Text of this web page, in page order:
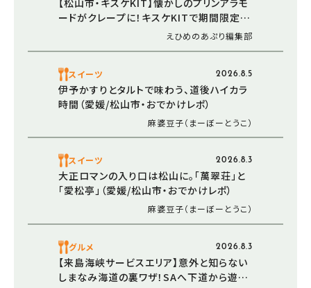
【松山市・キスケKIT】懐かしのプリンアラモ
ードがクレープに！キスケKITで期間限定販
えひめのあぷり編集部
スイーツ 2026.8.5
伊予かすりとタルトで味わう、道後ハイカラ
時間（愛媛/松山市・おでかけレポ）
麻婆豆子（まーぼーとうこ）
スイーツ 2026.8.3
大正ロマンの入り口は松山に。「萬翠荘」と
「愛松亭」（愛媛/松山市・おでかけレポ）
麻婆豆子（まーぼーとうこ）
グルメ 2026.8.3
【来島海峡サービスエリア】意外と知らない
しまなみ海道の裏ワザ！SAへ下道から遊び